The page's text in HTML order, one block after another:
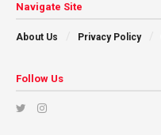
Navigate Site
About Us Privacy Policy
Follow Us